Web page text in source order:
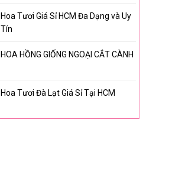
Hoa Tươi Giá Sỉ HCM Đa Dạng và Uy
Tín
HOA HỒNG GIỐNG NGOẠI CẮT CÀNH
Hoa Tươi Đà Lạt Giá Sỉ Tại HCM